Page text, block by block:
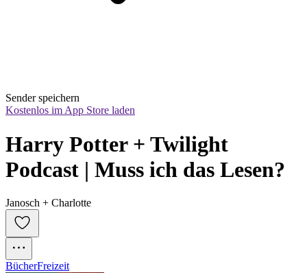
Sender speichern
Kostenlos im App Store laden
Harry Potter + Twilight
Podcast | Muss ich das Lesen?
Janosch + Charlotte
BücherFreizeit